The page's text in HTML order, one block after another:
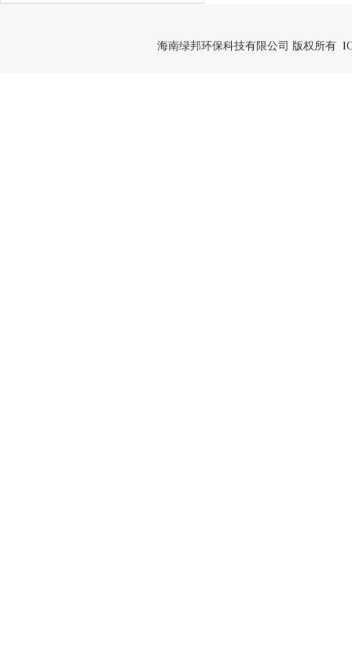
海南绿邦环保科技有限公司 版权所有